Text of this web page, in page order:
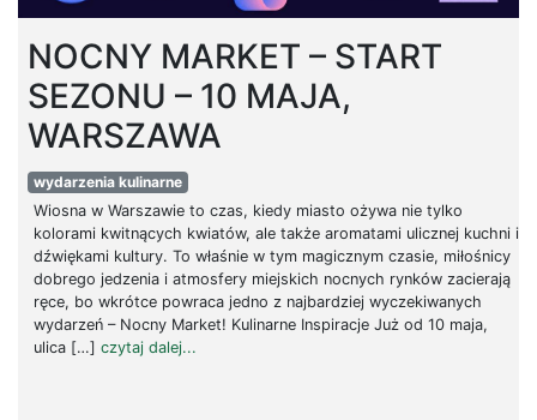
NOCNY MARKET – START
SEZONU – 10 MAJA,
WARSZAWA
wydarzenia kulinarne
Wiosna w Warszawie to czas, kiedy miasto ożywa nie tylko
kolorami kwitnących kwiatów, ale także aromatami ulicznej kuchni i
dźwiękami kultury. To właśnie w tym magicznym czasie, miłośnicy
dobrego jedzenia i atmosfery miejskich nocnych rynków zacierają
ręce, bo wkrótce powraca jedno z najbardziej wyczekiwanych
wydarzeń – Nocny Market! Kulinarne Inspiracje Już od 10 maja,
ulica […] czytaj dalej...